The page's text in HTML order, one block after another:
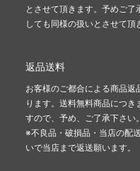
とさせて頂きます。予めご了
しても同様の扱いとさせて頂
返品送料
お客様のご都合による商品
ります。送料無料商品につき
すので、予め、ご了承下さい。
※不良品・破損品・当店の配
いで当店まで返送願います。